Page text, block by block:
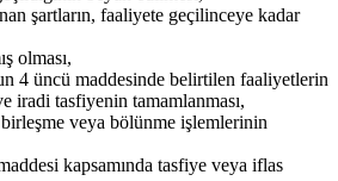
şartların, faaliyete geçilinceye kadar
olması,
4 üncü maddesinde belirtilen faaliyetlerin
iradi tasfiyenin tamamlanması,
veya bölünme işlemlerinin
kapsamında tasfiye veya iflas